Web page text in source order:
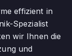
effizient in
Spezialist
wir Ihnen die
und